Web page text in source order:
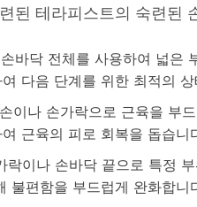
된 테라피스트의 숙련된
손바닥 전체를 사용하여 넓은
다음 단계를 위한 최적의
손이나 손가락으로 근육을 부
근육의 피로 회복을 돕습
락이나 손바닥 끝으로 특정
불편함을 부드럽게 완화합